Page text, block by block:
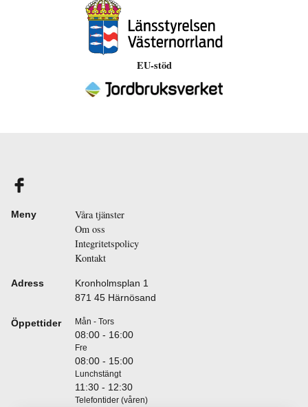
EU-stöd
Meny
Våra tjänster
Om oss
Integritetspolicy
Kontakt
Adress
Kronholmsplan 1
871 45 Härnösand
Öppettider Mån - Tors
08:00 - 16:00
Fre
08:00 - 15:00
Lunchstängt
11:30 - 12:30
Telefontider (våren)